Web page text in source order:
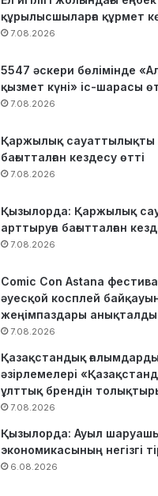
құрылысшыларға құрмет
7.08.2026
5547 әскери бөлімінде
қызмет күні» іс-шарасы
7.08.2026
Қаржылық сауаттылықты
бағытталған кездесу өтті
7.08.2026
Қызылорда: Қаржылық
арттыруға бағытталған
7.08.2026
Comic Con Astana
әуесқой косплей
жеңімпаздары анықталды
7.08.2026
Қазақстандық
әзірлемелері
ұлттық брендін
7.08.2026
Қызылорда: Ауыл
экономикасының негізгі
6.08.2026